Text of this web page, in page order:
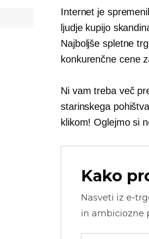
Internet je
ljudje kupijo
Najboljše spletne
konkurenčne cene
Ni vam treba več
starinskega
klikom! Oglejmo si
Kako
Nasveti iz e-
in ambiciozne